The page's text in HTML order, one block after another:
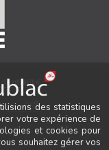
New3S ®
des statistiques
votre expérience de
et cookies pour
souhaitez gérer vos